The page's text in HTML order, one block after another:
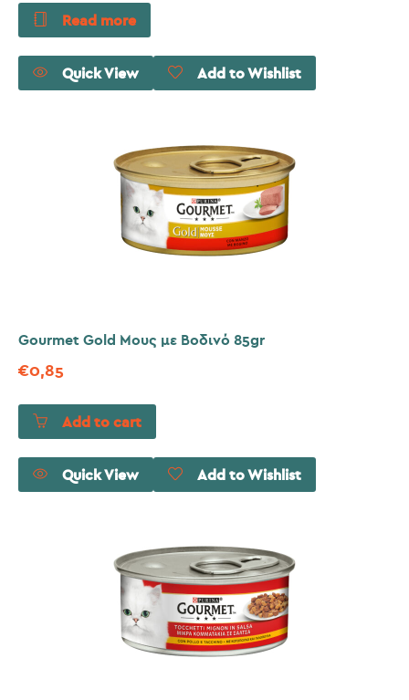
Read more
Quick View Add to Wishlist
Gourmet Gold Μους με Βοδινό 85gr
€0,85
Add to cart
Quick View Add to Wishlist